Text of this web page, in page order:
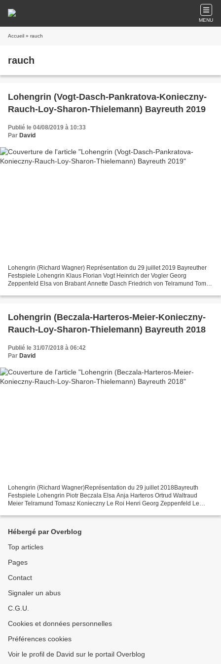
MENU
Accueil » rauch
rauch
Lohengrin (Vogt-Dasch-Pankratova-Konieczny-
Rauch-Loy-Sharon-Thielemann) Bayreuth 2019
Publié le 04/08/2019 à 10:33
Par David
Lohengrin (Richard Wagner) Représentation du 29 juillet 2019 Bayreuther
Festspiele Lohengrin Klaus Florian Vogt Heinrich der Vogler Georg
Zeppenfeld Elsa von Brabant Annette Dasch Friedrich von Telramund Tomas
Lohengrin (Beczala-Harteros-Meier-Konieczny-
Rauch-Loy-Sharon-Thielemann) Bayreuth 2018
Publié le 31/07/2018 à 06:42
Par David
Lohengrin (Richard Wagner)Représentation du 29 juillet 2018Bayreuth
Festspiele Lohengrin Piotr Beczala Elsa Anja Harteros Ortrud Waltraud
Meier Telramund Tomasz Konieczny Le Roi Henri Georg Zeppenfeld Le
Hébergé par Overblog
Top articles
Pages
Contact
Signaler un abus
C.G.U.
Cookies et données personnelles
Préférences cookies
Voir le profil de David sur le portail Overblog